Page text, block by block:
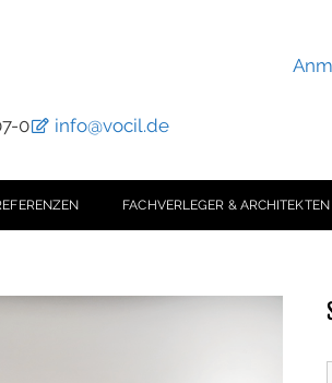
0 info@vocil.de
FACHVERLEGER & ARCHITEKTEN